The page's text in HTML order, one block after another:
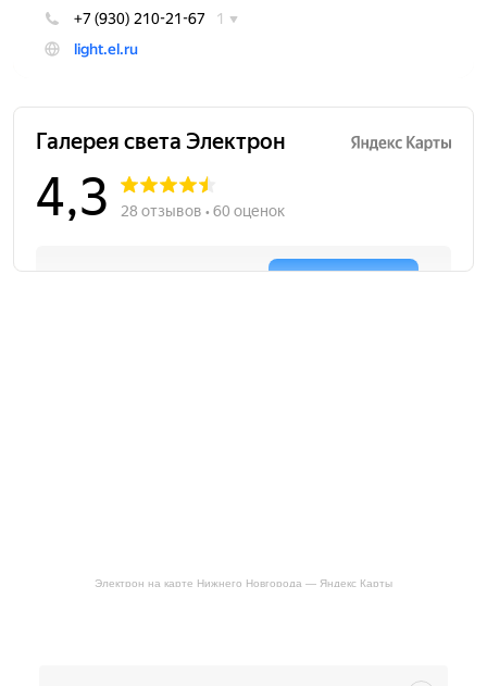
Электрон на карте Нижнего Новгорода — Яндекс Карты